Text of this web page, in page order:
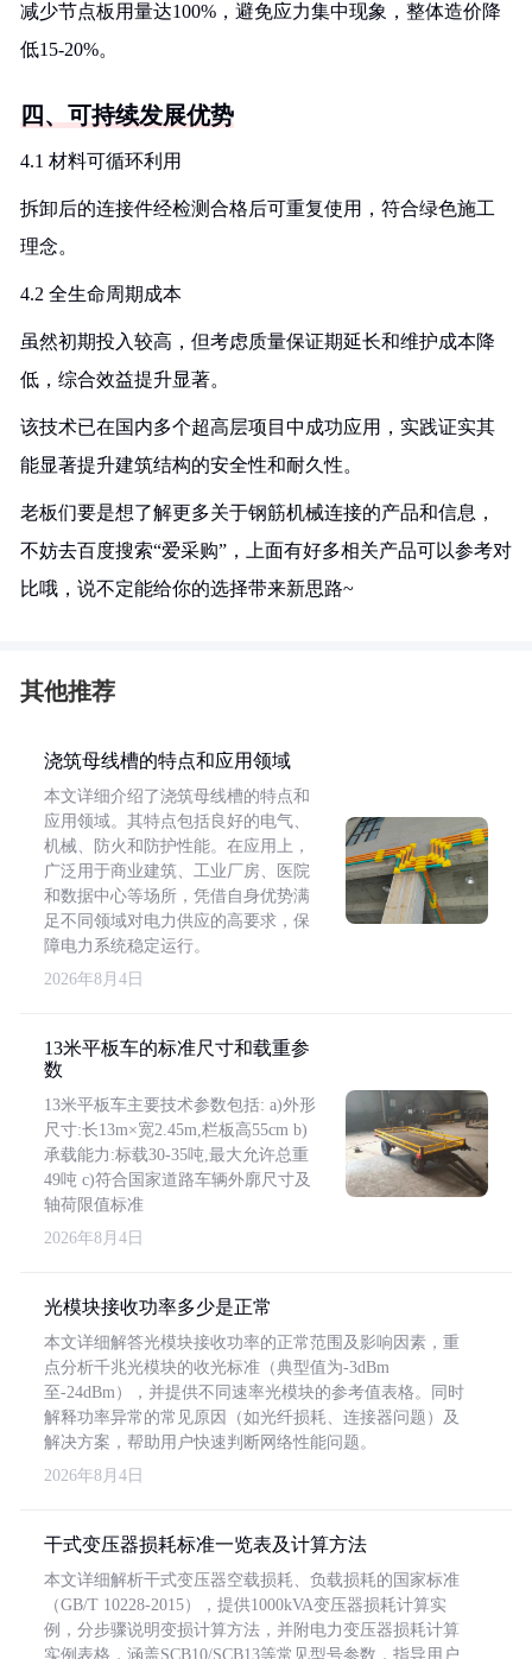
减少节点板用量达100%，避免应力集中现象，整体造价降
低15-20%。
四、可持续发展优势
4.1 材料可循环利用
拆卸后的连接件经检测合格后可重复使用，符合绿色施工
理念。
4.2 全生命周期成本
虽然初期投入较高，但考虑质量保证期延长和维护成本降
低，综合效益提升显著。
该技术已在国内多个超高层项目中成功应用，实践证实其
能显著提升建筑结构的安全性和耐久性。
老板们要是想了解更多关于钢筋机械连接的产品和信息，
不妨去百度搜索“爱采购”，上面有好多相关产品可以参考对
比哦，说不定能给你的选择带来新思路~
其他推荐
浇筑母线槽的特点和应用领域
本文详细介绍了浇筑母线槽的特点和
应用领域。其特点包括良好的电气、
机械、防火和防护性能。在应用上，
广泛用于商业建筑、工业厂房、医院
和数据中心等场所，凭借自身优势满
足不同领域对电力供应的高要求，保
障电力系统稳定运行。
2026年8月4日
13米平板车的标准尺寸和载重参
数
13米平板车主要技术参数包括: a)外形
尺寸:长13m×宽2.45m,栏板高55cm b)
承载能力:标载30-35吨,最大允许总重
49吨 c)符合国家道路车辆外廓尺寸及
轴荷限值标准
2026年8月4日
光模块接收功率多少是正常
本文详细解答光模块接收功率的正常范围及影响因素，重
点分析千兆光模块的收光标准（典型值为-3dBm
至-24dBm），并提供不同速率光模块的参考值表格。同时
解释功率异常的常见原因（如光纤损耗、连接器问题）及
解决方案，帮助用户快速判断网络性能问题。
2026年8月4日
干式变压器损耗标准一览表及计算方法
本文详细解析干式变压器空载损耗、负载损耗的国家标准
（GB/T 10228-2015），提供1000kVA变压器损耗计算实
例，分步骤说明变损计算方法，并附电力变压器损耗计算
实例表格，涵盖SCB10/SCB13等常见型号参数，指导用户